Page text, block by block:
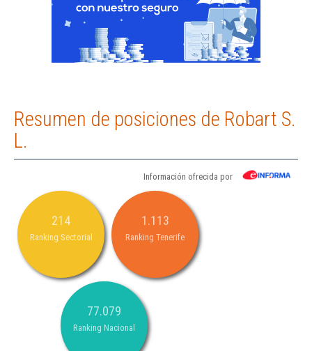
Resumen de posiciones de Robart S.
L.
Información ofrecida por
214
Ranking Sectorial
1.113
Ranking Tenerife
77.079
Ranking Nacional